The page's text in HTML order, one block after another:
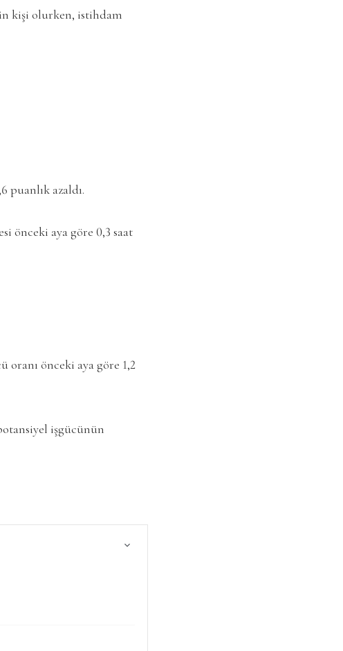
kişi olurken, istihdam
puanlık azaldı.
önceki aya göre 0,3 saat
oranı önceki aya göre 1,2
işgücünün